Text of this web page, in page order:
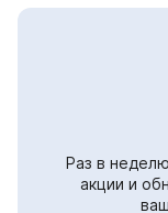
Раз в
акции и